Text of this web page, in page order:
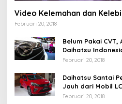
Video Kelemahan dan
Februari 20, 2018
Belum Pakai
Daihatsu
Februari 20, 2018
Daihatsu Santai
Jauh dari Mobil
Februari 20, 2018